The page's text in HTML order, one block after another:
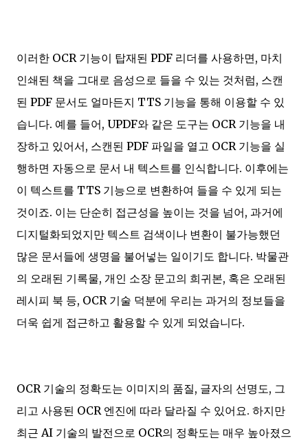
이러한 OCR 기능이 탑재된 PDF 리더를 사용하면, 마치
인쇄된 책을 그대로 음성으로 들을 수 있는 것처럼, 스캔
된 PDF 문서도 얼마든지 TTS 기능을 통해 이용할 수 있
습니다. 예를 들어, UPDF와 같은 도구는 OCR 기능을 내
장하고 있어서, 스캔된 PDF 파일을 열고 OCR 기능을 실
행하면 자동으로 문서 내 텍스트를 인식합니다. 이후에는
이 텍스트를 TTS 기능으로 변환하여 들을 수 있게 되는
것이죠. 이는 단순히 접근성을 높이는 것을 넘어, 과거에
디지털화되었지만 텍스트 검색이나 변환이 불가능했던
많은 문서들에 생명을 불어넣는 일이기도 합니다. 박물관
의 오래된 기록물, 개인 소장 문고의 희귀본, 혹은 오래된
레시피 북 등, OCR 기술 덕분에 우리는 과거의 정보들을
더욱 쉽게 접근하고 활용할 수 있게 되었습니다.
OCR 기술의 정확도는 이미지의 품질, 글자의 선명도, 그
리고 사용된 OCR 엔진에 따라 달라질 수 있어요. 하지만
최근 AI 기술의 발전으로 OCR의 정확도는 매우 높아졌으